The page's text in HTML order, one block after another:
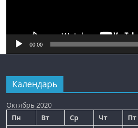
00:00
Календарь
Октябрь 2020
Пн
Вт Ср Чт Пт